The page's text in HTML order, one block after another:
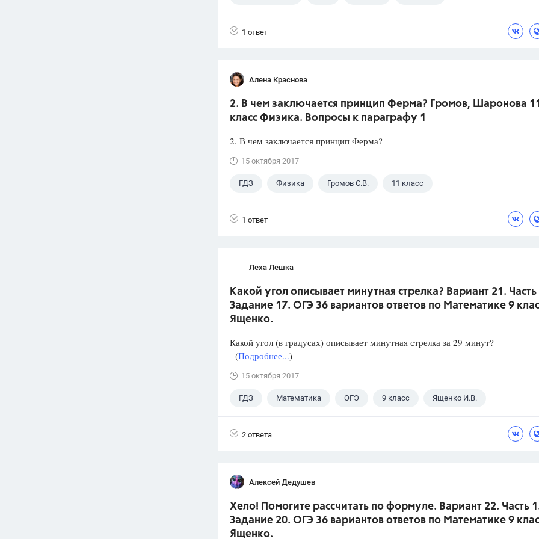
1 ответ
Алена Краснова
2. В чем заключается принцип Ферма? Громов, Шаронова
класс Физика. Вопросы к параграфу 1
2. В чем заключается принцип Ферма?
15 октября 2017
ГДЗ Физика Громов С.В. 11 класс
1 ответ
Леха Лешка
Какой угол описывает минутная стрелка? Вариант 21. Часть
Задание 17. ОГЭ 36 вариантов ответов по Математике 9
Ященко.
Какой угол (в градусах) описывает минутная стрелка за 29 минут?
(Подробнее...)
15 октября 2017
ГДЗ Математика ОГЭ 9 класс Ященко И.В.
2 ответа
Алексей Дедушев
Хело! Помогите рассчитать по формуле. Вариант 22. Часть
Задание 20. ОГЭ 36 вариантов ответов по Математике 9
Ященко.